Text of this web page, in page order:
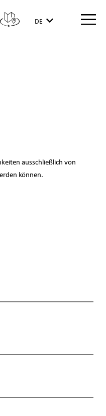
DE
ausschließlich von
können.